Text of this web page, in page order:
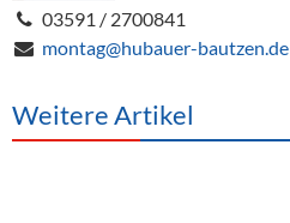
03591 / 2700841
montag@hubauer-bautzen.de
Weitere Artikel